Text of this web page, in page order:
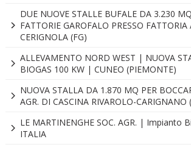
DUE NUOVE STALLE BUFALE DA 3.230
FATTORIE GAROFALO PRESSO
CERIGNOLA (FG)
ALLEVAMENTO NORD WEST | NUOVA
BIOGAS 100 KW | CUNEO (PIEMONTE)
NUOVA STALLA DA 1.870 MQ PER
AGR. DI CASCINA RIVAROLO-CARIGNANO
LE MARTINENGHE SOC. AGR. | Impianto
ITALIA